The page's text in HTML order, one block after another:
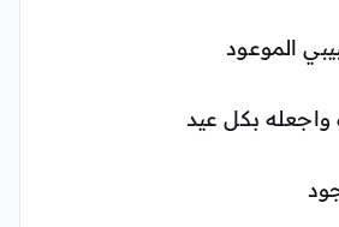
الموعود
بكل عيد